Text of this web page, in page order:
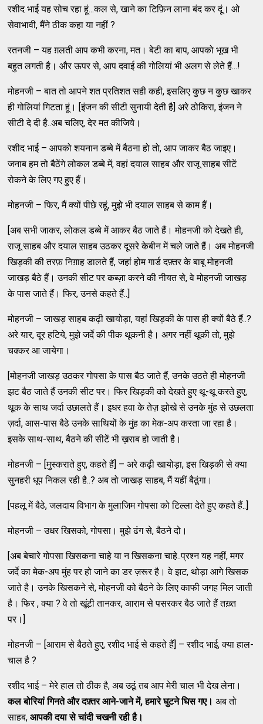
रशीद भाई यह सोच रहा हूं...कल से, खाने का टिफ़िन लाना बंद कर दूं। ओ
सेवाभावी, मैंने ठीक कहा या नहीं ?
रतनजी – यह ग़लती आप कभी करना, मत। बेटी का बाप, आपको भूख भी
बहुत लगती है। और ऊपर से, आप दवाई की गोलियां भी अलग से लेते हैं...!
मोहनजी – बात तो आपने शत प्रतिशत सही कही, इसलिए कुछ न कुछ खाकर
ही गोलियां गिटता हूं। [इंजन की सीटी सुनायी देती है] अरे ठोकिरा, इंजन ने
सीटी दे दी है..अब चलिए, देर मत कीजिये।
रशीद भाई – आपको शयनान डब्बे में बैठना हो तो, आप जाकर बैठ जाइए।
जनाब हम तो बैठेंगे लोकल डब्बे में, वहां दयाल साहब और राजू साहब सीटें
रोकने के लिए गए हुए हैं।
मोहनजी – फिर, मैं क्यों पीछे रहूं, मुझे भी दयाल साहब से काम हैं।
[अब सभी जाकर, लोकल डब्बे में आकर बैठ जाते हैं। मोहनजी को देखते ही,
राजू साहब और दयाल साहब उठकर दूसरे केबीन में चले जाते हैं। अब मोहनजी
खिड़की की तरफ़ निग़ाह डालते हैं, जहां होम गार्ड दफ़्तर के बाबू मोहनजी
जाखड़ बैठे हैं। उनकी सीट पर कब्ज़ा करने की नीयत से, वे मोहनजी जाखड़
के पास जाते हैं। फिर, उनसे कहते हैं..]
मोहनजी – जाखड़ साहब कढ़ी खायोड़ा, यहां खिड़की के पास ही क्यों बैठे हैं..?
अरे यार, दूर हटिये, मुझे जर्दे की पीक थूकनी है। अगर नहीं थूकी तो, मुझे
चक्कर आ जायेगा।
[मोहनजी जाखड़ उठकर गोपसा के पास बैठ जाते हैं, उनके उठते ही मोहनजी
झट बैठ जाते हैं उनकी सीट पर। फिर खिड़की को देखते हुए थू-थू करते हुए,
थूक के साथ जर्दा उछालते हैं। इधर हवा के तेज़ झोखे से उनके मुंह से उछलता
ज़र्दा, आस-पास बैठे उनके साथियों के मुंह का मेक-अप करता जा रहा है।
इसके साथ-साथ, बैठने की सीटें भी ख़राब हो जाती है।
मोहनजी – [मुस्कराते हुए, कहते हैं] – अरे कढ़ी खायोड़ा, इस खिड़की से क्या
सुनहरी धूप निकल रही है..? अब तो जाखड़ साहब, मैं यहीं बैठूंगा।
[पहलू में बैठे, जलदाय विभाग के मुलाजिम गोपसा को टिल्ला देते हुए कहते हैं..]
मोहनजी – उधर खिसको, गोपसा। मुझे ढंग से, बैठने दो।
[अब बेचारे गोपसा खिसकना चाहे या न खिसकना चाहे..प्रश्न यह नहीं, मगर
जर्दे का मेक-अप मुंह पर हो जाने का डर ज़रूर है। वे झट, थोड़ा आगे खिसक
जाते है। उनके खिसकने से, मोहनजी को बैठने के लिए काफी जगह मिल जाती
है। फिर , क्या ? वे तो खूंटी तानकर, आराम से पसरकर बैठ जाते हैं तख़्त
पर।]
मोहनजी – [आराम से बैठते हुए, रशीद भाई से कहते हैं] – रशीद भाई, क्या हाल-
चाल है ?
रशीद भाई – मेरे हाल तो ठीक है, अब उठूं तब आप मेरी चाल भी देख लेना।
कल बोरियां गिनते और दफ़्तर आने-जाने में,हमारे घुटने घिस गए।अब तो
साहब,आपकी दया से चांदी चखनी रही है।